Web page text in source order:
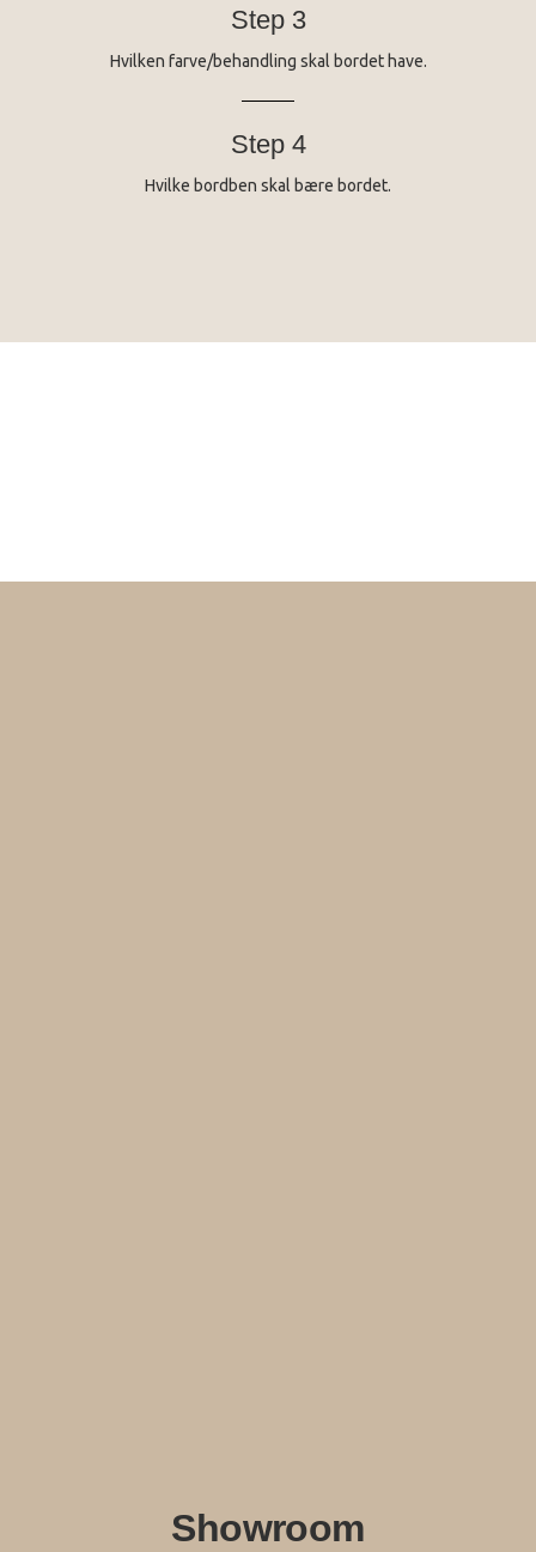
Step 3
Hvilken farve/behandling skal bordet have.
Step 4
Hvilke bordben skal bære bordet.
Showroom